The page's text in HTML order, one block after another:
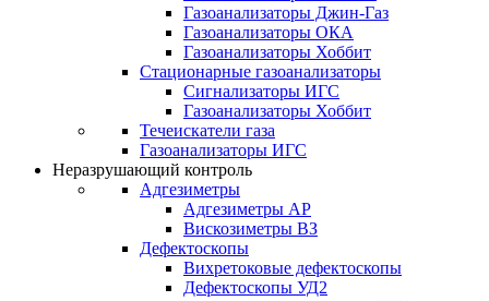
Газоанализаторы Джин-Газ
Газоанализаторы ОКА
Газоанализаторы Хоббит
Стационарные газоанализаторы
Сигнализаторы ИГС
Газоанализаторы Хоббит
Течеискатели газа
Газоанализаторы ИГС
Неразрушающий контроль
Адгезиметры
Адгезиметры АР
Вискозиметры ВЗ
Дефектоскопы
Вихретоковые дефектоскопы
Дефектоскопы УД2